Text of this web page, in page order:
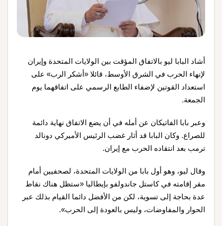
أشاد البابا ليو بالاتفاق المؤقت بين الولايات المتحدة وإيران
لإنهاء الحرب في الشرق الأوسط، قائلا «أشكر الرب» على
استعداد القوتين لإضفاء الطابع الرسمي على اتفاقهما يوم
الجمعة.
وعبر بابا الفاتيكان عن أمله في أن يضع الاتفاق نهاية دائمة
للصراع. وكان البابا قد أثار غضب الرئيس الأميركي دونالد
ترمب بعد انتقاده الحرب مع إيران.
وقال ليو، وهو أول بابا من الولايات المتحدة، لصحفيين أمام
مقر إقامته في كاستل جاندولفو بإيطاليا «ستظل هناك نقاط
عدة بحاجة إلى تسوية، لكن من الأفضل دائما القيام بذلك عبر
الحوار والمفاوضات، وليس بالعودة إلى الحرب».